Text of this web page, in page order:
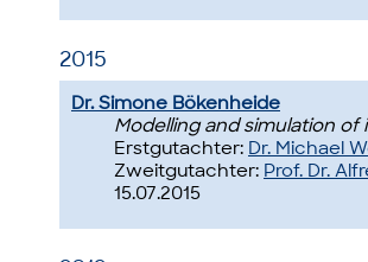
2015
Dr. Simone Bökenheide
Modelling and simulation
Erstgutachter: Dr. Michael
Zweitgutachter: Prof. Dr.
15.07.2015